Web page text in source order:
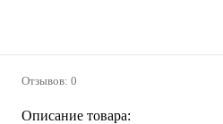
Отзывов: 0
Описание товара: